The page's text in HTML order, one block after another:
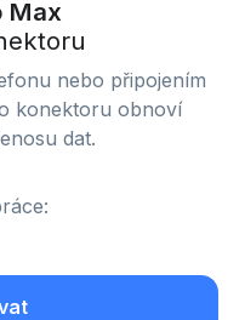
Max
nebo připojením
konektoru obnoví
dat.